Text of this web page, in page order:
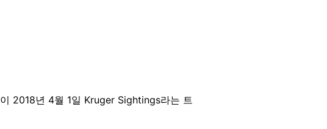
이 2018년 4월 1일 Kruger Sightings라는 트